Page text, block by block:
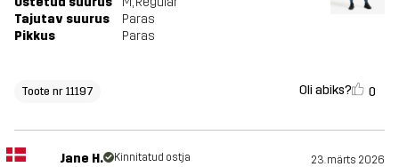
Tajutav suurus
Paras
Pikkus
Paras
Toote nr 11197 Oli abiks? 0
Jane H. Kinnitatud ostja 23. märts 2026